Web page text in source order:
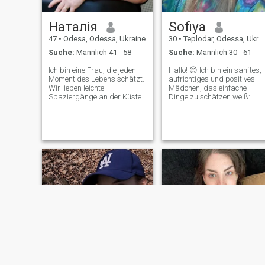
Наталія
47 • Odesa, Odessa, Ukraine
Suche: Männlich 41 - 58
Ich bin eine Frau, die jeden
Moment des Lebens schätzt.
Wir lieben leichte
Spaziergänge an der Küste,
oder einem Lieblingsfilm.
Meine Liebe zu Tieren ist
grenzenlos, sie geben mir
immer Freude und Trost.
Sofiya
30 • Teplodar, Odessa, Ukraine
Suche: Männlich 30 - 61
Hallo! 😊 Ich bin ein sanftes,
aufrichtiges und positives
Mädchen, das einfache
Dinge zu schätzen weiß:
Buch oder Film, leckeren
Kaffee und Lachen ohne
Grund. Ich strebe immer
nach Harmonie in mir und
um mich herum